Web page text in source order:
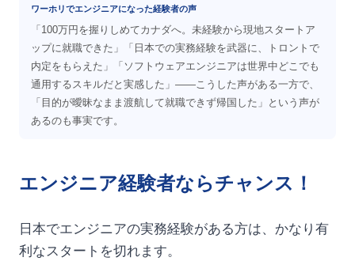
ワーホリでエンジニアになった経験者の声
「100万円を握りしめてカナダへ。未経験から現地スタートア
ップに就職できた」「日本での実務経験を武器に、トロントで
内定をもらえた」「ソフトウェアエンジニアは世界中どこでも
通用するスキルだと実感した」——こうした声がある一方で、
「目的が曖昧なまま渡航して就職できず帰国した」という声が
あるのも事実です。
エンジニア経験者ならチャンス！
日本でエンジニアの実務経験がある方は、かなり有
利なスタートを切れます。